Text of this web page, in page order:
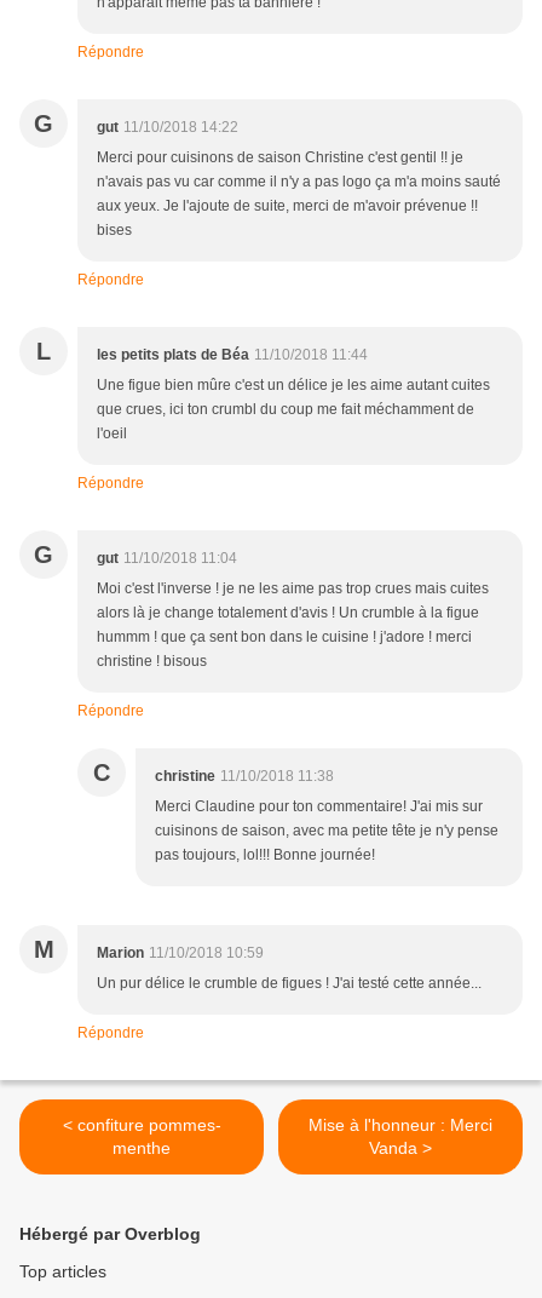
Répondre
G gut 11/10/2018 14:22
Merci pour cuisinons de saison Christine c'est gentil !! je
n'avais pas vu car comme il n'y a pas logo ça m'a moins sauté
aux yeux. Je l'ajoute de suite, merci de m'avoir prévenue !!
bises
Répondre
L les petits plats de Béa 11/10/2018 11:44
Une figue bien mûre c'est un délice je les aime autant cuites
que crues, ici ton crumbl du coup me fait méchamment de
l'oeil
Répondre
G gut 11/10/2018 11:04
Moi c'est l'inverse ! je ne les aime pas trop crues mais cuites
alors là je change totalement d'avis ! Un crumble à la figue
hummm ! que ça sent bon dans le cuisine ! j'adore ! merci
christine ! bisous
Répondre
C christine 11/10/2018 11:38
Merci Claudine pour ton commentaire! J'ai mis sur
cuisinons de saison, avec ma petite tête je n'y pense
pas toujours, lol!!! Bonne journée!
M Marion 11/10/2018 10:59
Un pur délice le crumble de figues ! J'ai testé cette année...
Répondre
< confiture pommes-
menthe
Mise à l'honneur : Merci
Vanda >
Hébergé par Overblog
Top articles